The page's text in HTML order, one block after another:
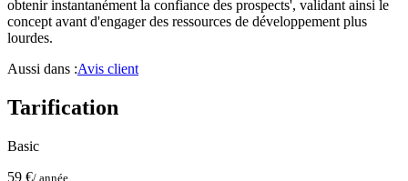
obtenir instantanément la confiance des prospects', validant ainsi le
concept avant d'engager des ressources de développement plus
lourdes.
Aussi dans :Avis client
Tarification
Basic
59 €/ année